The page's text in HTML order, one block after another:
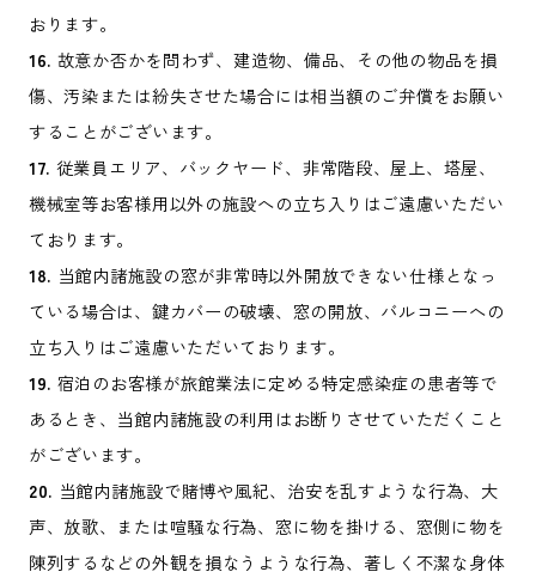
おります。
16. 故意か否かを問わず、建造物、備品、その他の物品を損
傷、汚染または紛失させた場合には相当額のご弁償をお願い
することがございます。
17. 従業員エリア、バックヤード、非常階段、屋上、塔屋、
機械室等お客様用以外の施設への立ち入りはご遠慮いただい
ております。
18. 当館内諸施設の窓が非常時以外開放できない仕様となっ
ている場合は、鍵カバーの破壊、窓の開放、バルコニーへの
立ち入りはご遠慮いただいております。
19. 宿泊のお客様が旅館業法に定める特定感染症の患者等で
あるとき、当館内諸施設の利用はお断りさせていただくこと
がございます。
20. 当館内諸施設で賭博や風紀、治安を乱すような行為、大
声、放歌、または喧騒な行為、窓に物を掛ける、窓側に物を
陳列するなどの外観を損なうような行為、著しく不潔な身体